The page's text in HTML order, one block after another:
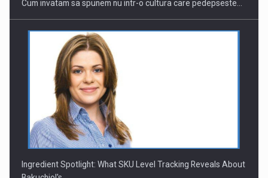
Cum invatam sa spunem nu intr-o cultura care pedepseste…
Ingredient Spotlight: What SKU Level Tracking Reveals About